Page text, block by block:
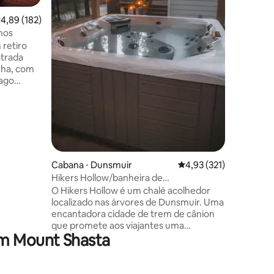
de uma avaliação média de 5, 182 avaliações
4,89 (182)
retiro
com
Cabana ⋅ Dunsmuir 4,93 de uma avaliação
4,93 (321)
Hikers Hollow/banheira de
hidromassagem/fogueira/aceita animais
de estimação
O Hikers Hollow é um chalé acolhedor
localizado nas árvores de Dunsmuir. Uma
encantadora cidade de trem de cânion
que promete aos viajantes uma
experiência verdadeiramente única e
relaxante. Perto de pesca com mosca de
Mount Shasta